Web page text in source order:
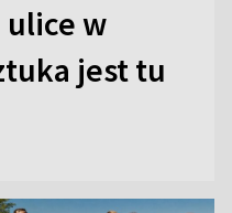
w
jest tu